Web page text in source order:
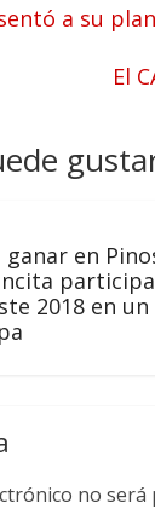
a su
El
en
2018 en un
no será